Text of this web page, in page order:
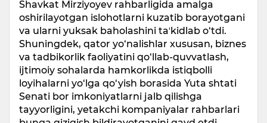
Shavkat Mirziyoyev rahbarligida amalga
oshirilayotgan islohotlarni kuzatib borayotgani
va ularni yuksak baholashini taʼkidlab o‘tdi.
Shuningdek, qator yo‘nalishlar xususan, biznes
va tadbikorlik faoliyatini qo‘llab-quvvatlash,
ijtimoiy sohalarda hamkorlikda istiqbolli
loyihalarni yo‘lga qo‘yish borasida Yuta shtati
Senati bor imkoniyatlarni jalb qilishga
tayyorligini, yetakchi kompaniyalar rahbarlari